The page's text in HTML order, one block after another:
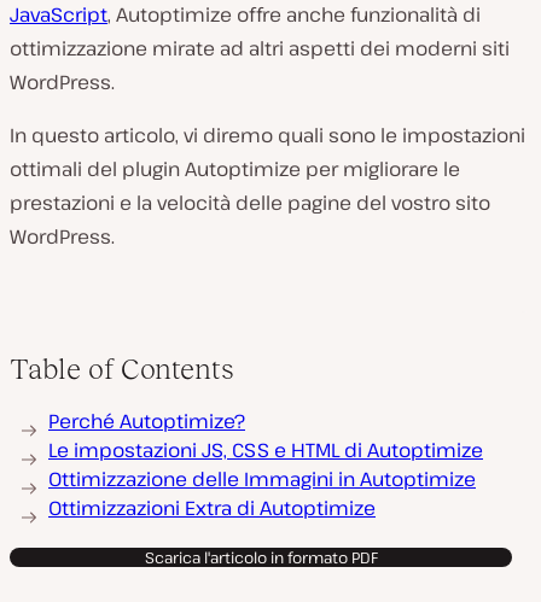
JavaScript, Autoptimize offre anche funzionalità di
ottimizzazione mirate ad altri aspetti dei moderni siti
WordPress.
In questo articolo, vi diremo quali sono le impostazioni
ottimali del plugin Autoptimize per migliorare le
prestazioni e la velocità delle pagine del vostro sito
WordPress.
Table of Contents
Perché Autoptimize?
Le impostazioni JS, CSS e HTML di Autoptimize
Ottimizzazione delle Immagini in Autoptimize
Ottimizzazioni Extra di Autoptimize
Scarica l'articolo in formato PDF